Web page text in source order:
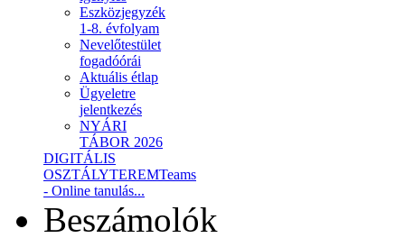
Eszközjegyzék
1-8. évfolyam
Nevelőtestület
fogadóórái
Aktuális étlap
Ügyeletre
jelentkezés
NYÁRI
TÁBOR 2026
DIGITÁLIS
OSZTÁLYTEREMTeams
- Online tanulás...
Beszámolók